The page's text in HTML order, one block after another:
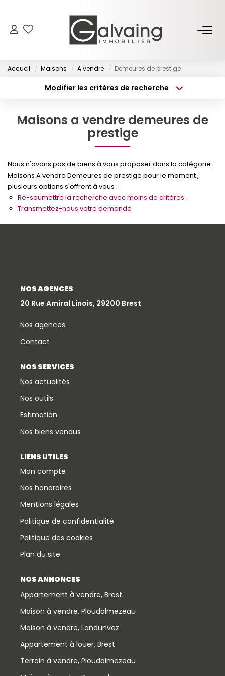
À Vendre
À Louer
PROGRAMMES NEUFS
GESTION LOCATIVE
Nos Actualités
Accueil Maisons A vendre Demeures de prestige
Modifier les critères de recherche
Type de bien
Surface min
Créer une alerte
Maisons a vendre demeures de
prestige
Nous n'avons pas de biens à vous proposer dans la catégorie
Maisons A vendre Demeures de prestige pour le moment ,
plusieurs options s'offrent à vous :
Re-soumettre la recherche avec moins de critères.
Transmettez-nous votre demande
NOS AGENCES
20 Rue Amiral Linois, 29200 Brest
Nos agences
Contact
NOS SERVICES
Nos actualités
Nos outils
Estimation
Nos biens vendus
LIENS UTILES
Mon compte
Nos honoraires
Mentions légales
Politique de confidentialité
Politique des cookies
Plan du site
NOS ANNONCES
Appartement à vendre, Brest
Maison à vendre, Ploudalmezeau
Maison à vendre, Landunvez
Appartement à louer, Brest
Terrain à vendre, Ploudalmezeau